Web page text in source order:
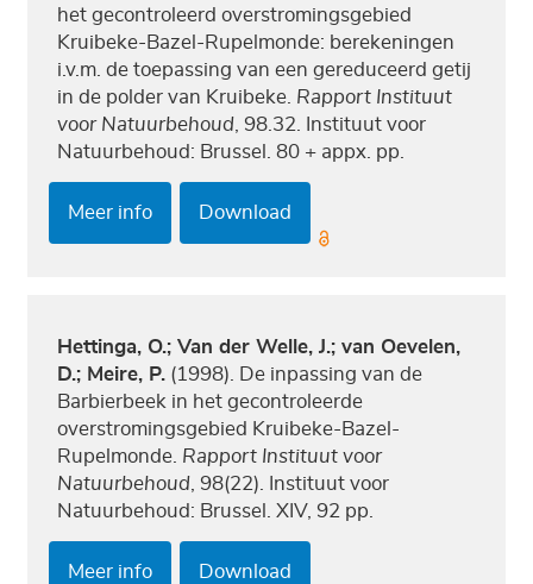
het gecontroleerd overstromingsgebied
Kruibeke-Bazel-Rupelmonde: berekeningen
i.v.m. de toepassing van een gereduceerd getij
in de polder van Kruibeke. Rapport Instituut
voor Natuurbehoud , 98.32. Instituut voor
Natuurbehoud: Brussel. 80 + appx. pp.
Meer info Download
Hettinga, O.; Van der Welle, J.; van Oevelen,
D.; Meire, P. (1998). De inpassing van de
Barbierbeek in het gecontroleerde
overstromingsgebied Kruibeke-Bazel-
Rupelmonde. Rapport Instituut voor
Natuurbehoud , 98(22). Instituut voor
Natuurbehoud: Brussel. XIV, 92 pp.
Meer info Download